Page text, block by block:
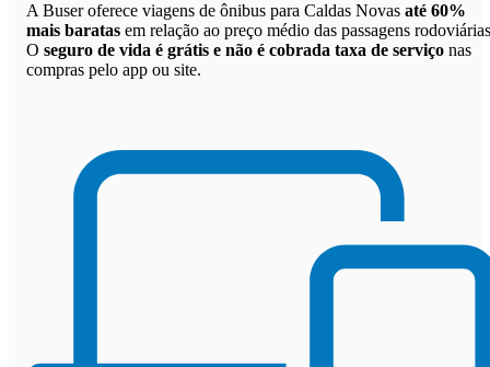
A Buser oferece viagens de ônibus para Caldas Novas até 60%
mais baratas em relação ao preço médio das passagens
O seguro de vida é grátis e não é cobrada taxa de serviço nas
compras pelo app ou site.